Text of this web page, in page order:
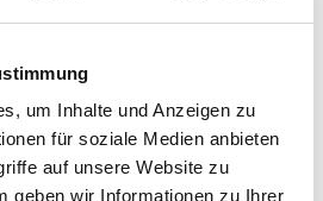
um Inhalte und Anzeigen zu
für soziale Medien anbieten
auf unsere Website zu
geben wir Informationen zu Ihrer